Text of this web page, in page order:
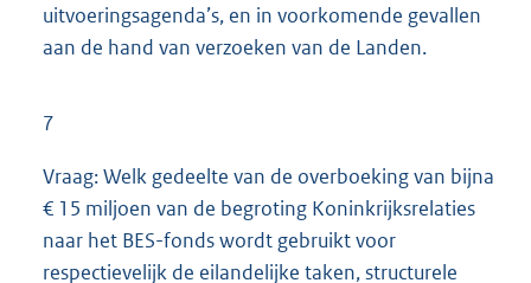
uitvoeringsagenda’s, en in voorkomende gevallen
aan de hand van verzoeken van de Landen.
7
Vraag: Welk gedeelte van de overboeking van bijna
€ 15 miljoen van de begroting Koninkrijksrelaties
naar het BES-fonds wordt gebruikt voor
respectievelijk de eilandelijke taken, structurele